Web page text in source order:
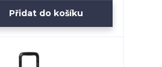
Přidat do košíku